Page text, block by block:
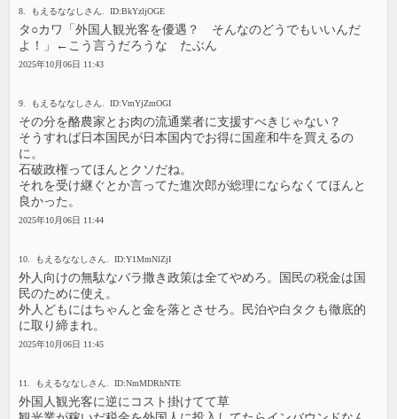
8. もえるななしさん. ID:BkYzljOGE
タ○カワ「外国人観光客を優遇？ そんなのどうでもいいんだ
よ！」←こう言うだろうな たぶん
2025年10月06日 11:43
9. もえるななしさん. ID:VmYjZmOGI
その分を酪農家とお肉の流通業者に支援すべきじゃない？
そうすれば日本国民が日本国内でお得に国産和牛を買えるの
に。
石破政権ってほんとクソだね。
それを受け継ぐとか言ってた進次郎が総理にならなくてほんと
良かった。
2025年10月06日 11:44
10. もえるななしさん. ID:Y1MmNlZjI
外人向けの無駄なバラ撒き政策は全てやめろ。国民の税金は国
民のために使え。
外人どもにはちゃんと金を落とさせろ。民泊や白タクも徹底的
に取り締まれ。
2025年10月06日 11:45
11. もえるななしさん. ID:NmMDRhNTE
外国人観光客に逆にコスト掛けてて草